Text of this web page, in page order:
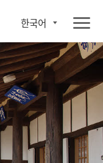
한국어